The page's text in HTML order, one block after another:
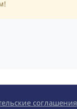
соглашения